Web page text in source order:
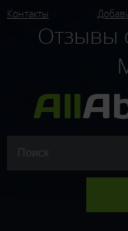
Контакты
Отзывы